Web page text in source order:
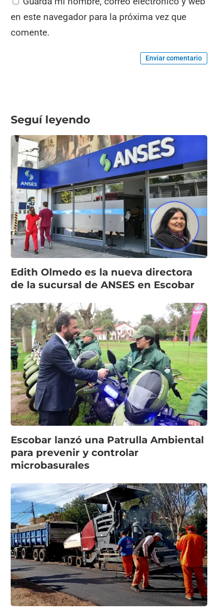
en este navegador para la próxima vez que
comente.
Enviar comentario
Seguí leyendo
Edith Olmedo es la nueva directora
de la sucursal de ANSES en Escobar
Escobar lanzó una Patrulla Ambiental
para prevenir y controlar
microbasurales